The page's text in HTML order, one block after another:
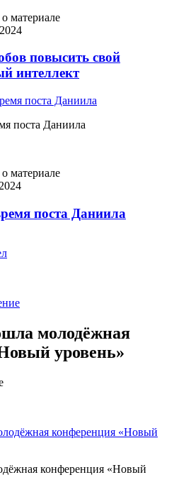
материале
повысить свой
интеллект
поста Даниила
материале
поста Даниила
молодёжная
уровень»
конференция «Новый